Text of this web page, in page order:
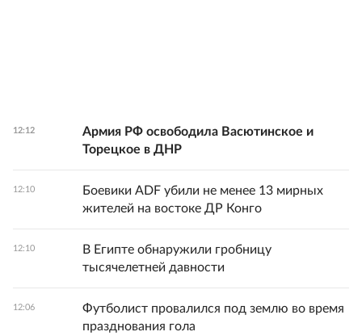
12:12
Армия РФ освободила Васютинское и
Торецкое в ДНР
12:10
Боевики ADF убили не менее 13 мирных
жителей на востоке ДР Конго
12:10
В Египте обнаружили гробницу
тысячелетней давности
12:06
Футболист провалился под землю во время
празднования гола